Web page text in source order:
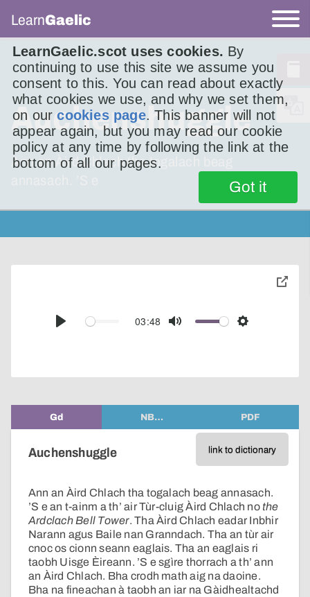
LearnGaelic.scot uses cookies. By
continuing to use this site we assume you
consent to this. You can read about exactly
what cookies we use, and why we set them,
on ourcookies page. This banner will not
appear again, but you may read our cookie
policy at any time by following the link at the
bottom of all our pages.
Got it
LearnGaelic
Auchenshuggle
Ann an Àird Chlach tha togalach beag
Play
03:48
Mute Settings
toggle
Gd NB… PDF
link to dictionary
Auchenshuggle
Ann an Àird Chlach tha togalach beag annasach.
’S e an t-ainm a th’ air Tùr-cluig Àird Chlach no the
Ardclach Bell Tower. Tha Àird Chlach eadar Inbhir
Narann agus Baile nan Granndach. Tha an tùr air
cnoc os cionn seann eaglais. Tha an eaglais ri
taobh Uisge Èireann. ’S e sgìre thorrach a th’ ann
an Àird Chlach. Bha crodh math aig na daoine.
Bha na fineachan à taobh an iar na Gàidhealtachd